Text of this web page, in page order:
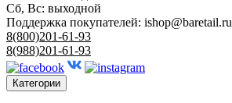
Сб, Вс: выходной
Поддержка покупателей: ishop@baretail.ru
8(800)201-61-93
8(988)201-61-93
Категории